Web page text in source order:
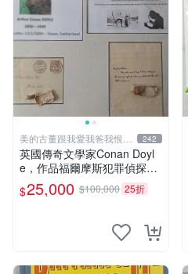
美的古董跟我愛我爸我恨壞
人
242
英國傳奇文學家Conan Doyl
e，作品福爾摩斯犯罪偵探集
在250國暢銷文學、電影，作
品出現犯罪高手顯示警察不聰
案，限量鑑定簽名信件
$25,000 $100,000 25折